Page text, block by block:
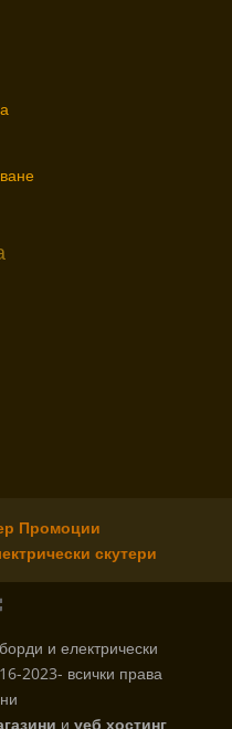
Промоции
скутери
и електрически
2023- всички права
и уеб хостинг